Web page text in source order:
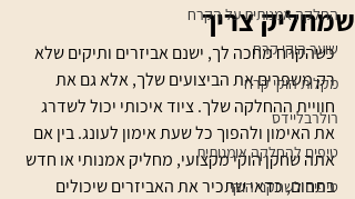
החלקה אמנותית על הקרח
שוער הוקי קרח
מקלות הוקי קרח
רולרבליידס
טיפים להחלקה אומנותית
טיפים לשחקני הוקי
שמחליק צריך
כשהקרח מחכה לך, ישנם אביזרים ותיקים שלא
רק משפרים את הביצועים שלך, אלא גם את
חוויית ההחלקה שלך. ציוד איכותי יכול לשדרג
את האימון ולהפוך כל שעת אימון לעונג. בין אם
אתה שחקן הוקי מקצועי, מחליק אמנותי או חדש
בתחום, כדאי שתכיר את האביזרים שיכולים